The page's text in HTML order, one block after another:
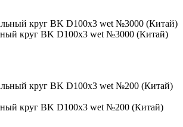
круг BK D100x3 wet №3000 (Китай)
круг BK D100x3 wet №200 (Китай)